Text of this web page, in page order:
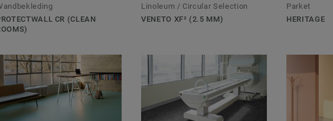
CR (CLEAN
Linoleum / Circular Selection
VENETO XF² (2.5 MM)
Parket
HERITAGE